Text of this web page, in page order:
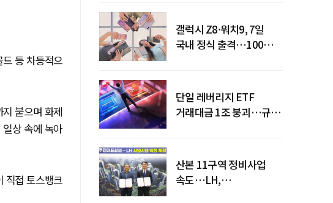
등 차등적으
붙으며 화제
상 속에 녹아
직접 토스뱅크
갤럭시 Z8·워치9, 7일
국내 정식 출격…100개국
단일 레버리지 ETF
거래대금 1조 붕괴…규제
산본 11구역 정비사업
속도…LH,